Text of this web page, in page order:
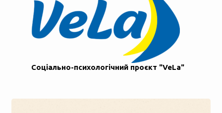
Соціально-психологічний проєкт "VeLa"